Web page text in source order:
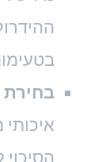
בחירת
הסיכוי